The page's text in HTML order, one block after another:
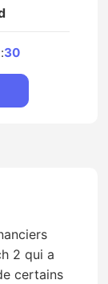
30
2 qui a
certains